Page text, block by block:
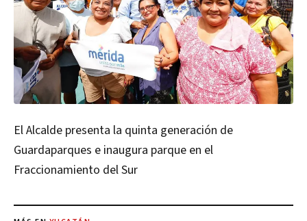
El Alcalde presenta la quinta generación de
Guardaparques e inaugura parque en el
Fraccionamiento del Sur